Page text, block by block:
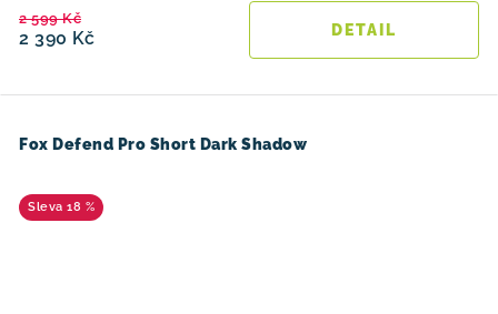
2 390 Kč
2 599 Kč
Fox Defend Pro Short Dark Shadow
18 %